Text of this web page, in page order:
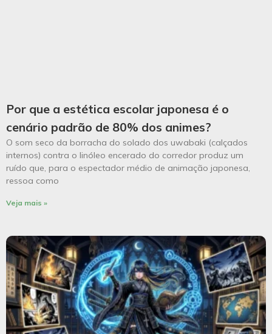
Por que a estética escolar japonesa é o
cenário padrão de 80% dos animes?
O som seco da borracha do solado dos uwabaki (calçados
internos) contra o linóleo encerado do corredor produz um
ruído que, para o espectador médio de animação japonesa,
ressoa como
Veja mais »